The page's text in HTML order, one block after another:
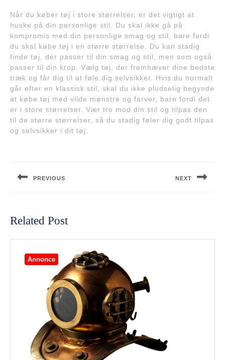
Når du køber tøj i store størrelser, er det vigtigt at
huske på din personlige stil. Du skal ikke gå på
kompromis med din personlige smag og stil, bare fordi
du skal købe tøj i en større størrelse. Du kan stadig
finde tøj, der passer til din smag og stil, men som også
passer til din krop. Vælg tøj, der fremhæver dine bedste
træk og får dig til at føle dig selvsikker. Hvis du normalt
går efter en klassisk stil, skal du ikke pludselig begynde
at købe tøj med vilde mønstre og farver, bare fordi det
er i store størrelser. Vær tro mod din stil og tilpas den
til de større størrelser, så du stadig føler dig godt tilpas
og selvsikker i dit tøj.
PREVIOUS NEXT
Related Post
Annonce